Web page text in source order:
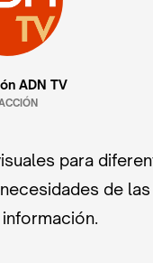
ADN TV
para
de